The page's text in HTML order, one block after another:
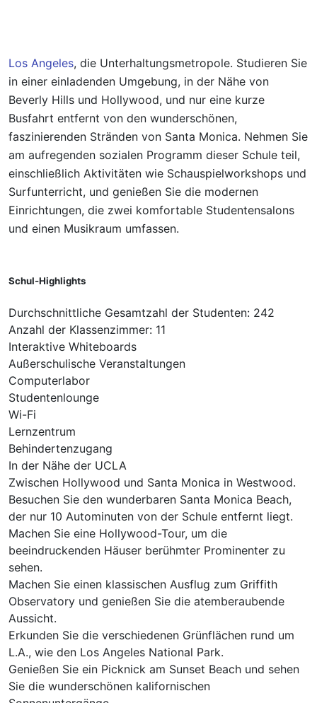
Los Angeles, die Unterhaltungsmetropole. Studieren Sie
in einer einladenden Umgebung, in der Nähe von
Beverly Hills und Hollywood, und nur eine kurze
Busfahrt entfernt von den wunderschönen,
faszinierenden Stränden von Santa Monica. Nehmen Sie
am aufregenden sozialen Programm dieser Schule teil,
einschließlich Aktivitäten wie Schauspielworkshops und
Surfunterricht, und genießen Sie die modernen
Einrichtungen, die zwei komfortable Studentensalons
und einen Musikraum umfassen.
Schul-Highlights
Durchschnittliche Gesamtzahl der Studenten: 242
Anzahl der Klassenzimmer: 11
Interaktive Whiteboards
Außerschulische Veranstaltungen
Computerlabor
Studentenlounge
Wi-Fi
Lernzentrum
Behindertenzugang
In der Nähe der UCLA
Zwischen Hollywood und Santa Monica in Westwood.
Besuchen Sie den wunderbaren Santa Monica Beach,
der nur 10 Autominuten von der Schule entfernt liegt.
Machen Sie eine Hollywood-Tour, um die
beeindruckenden Häuser berühmter Prominenter zu
sehen.
Machen Sie einen klassischen Ausflug zum Griffith
Observatory und genießen Sie die atemberaubende
Aussicht.
Erkunden Sie die verschiedenen Grünflächen rund um
L.A., wie den Los Angeles National Park.
Genießen Sie ein Picknick am Sunset Beach und sehen
Sie die wunderschönen kalifornischen